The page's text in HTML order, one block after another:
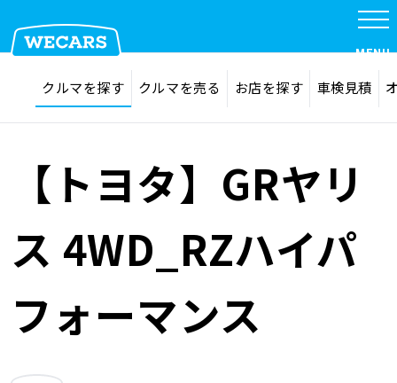
在庫検索 サイト内検索
MENU
クルマを探す
クルマを売る
お店を探す
クルマを探す クルマを売る お店を探す 車検見積
【トヨタ】GRヤリ
ス 4WD_RZハイパ
フォーマンス